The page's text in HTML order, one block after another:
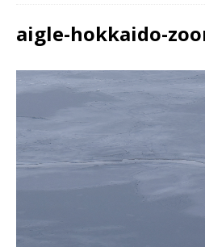
aigle-hokkaido-